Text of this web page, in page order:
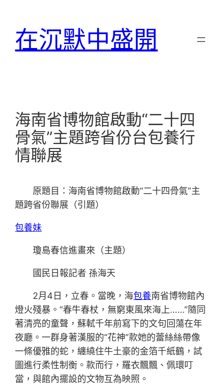
在沉默中盛開
海南省博物館啟動“二十四
骨氣”主題跨省份台包養行
情聯展
原題目：海南省博物館啟動“二十四骨氣”主
題跨省份聯展（引題）
包養妹
瓊島春信進畫來（主題）
國民日報記者 孫海天
2月4日，立春。當晚，海包養南省博物館內
燈火殘暴。“春牛春杖，無窮東風來海上……”隨同
著清亮的童聲，蘇軾千年前寫下的文句回蕩在年
夜廳。一群身著漢服的“花神”款她的蕾絲絲帶像
一條優雅的蛇，纏繞住牛土豪的金箔千紙鶴，試
圖進行柔性制衡。款而行，羅衣飄飄、佩環叮
當，與館內擺設的文物互為映照。